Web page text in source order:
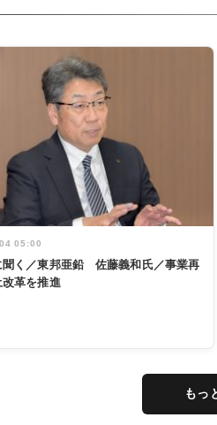
05:00
聞く／東邦亜鉛 佐藤義和氏／事業再
革を推進
もっ